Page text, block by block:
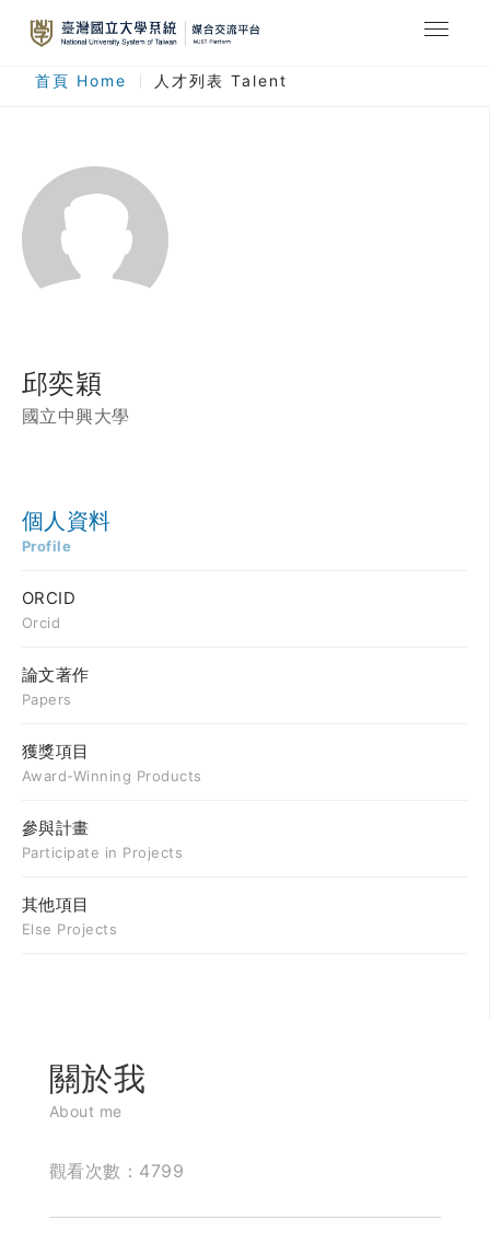
最新消息
人才列表
臺灣國立大學系統
登入
註冊
首頁 Home 人才列表 Talent
邱奕穎
國立中興大學
個人資料
Profile
ORCID
Orcid
論文著作
Papers
獲獎項目
Award-Winning Products
參與計畫
Participate in Projects
其他項目
Else Projects
關於我
About me
觀看次數：4799